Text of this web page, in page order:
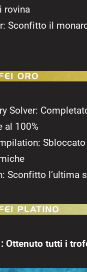
rovina
Sconfitto il
Solver:
al 100%
Sconfitto l’ultima
Ottenuto tutti i